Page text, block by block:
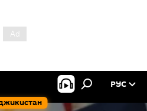
РУС